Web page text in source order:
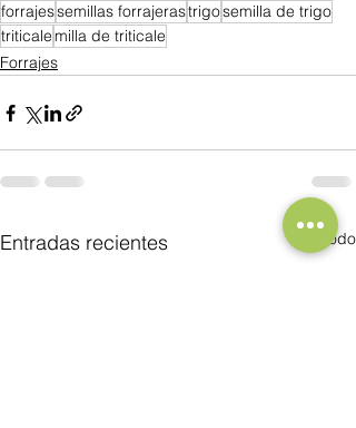
forrajessemillas forrajerastrigosemilla de trigo
triticalemilla de triticale
Forrajes
Entradas recientes Ver todo